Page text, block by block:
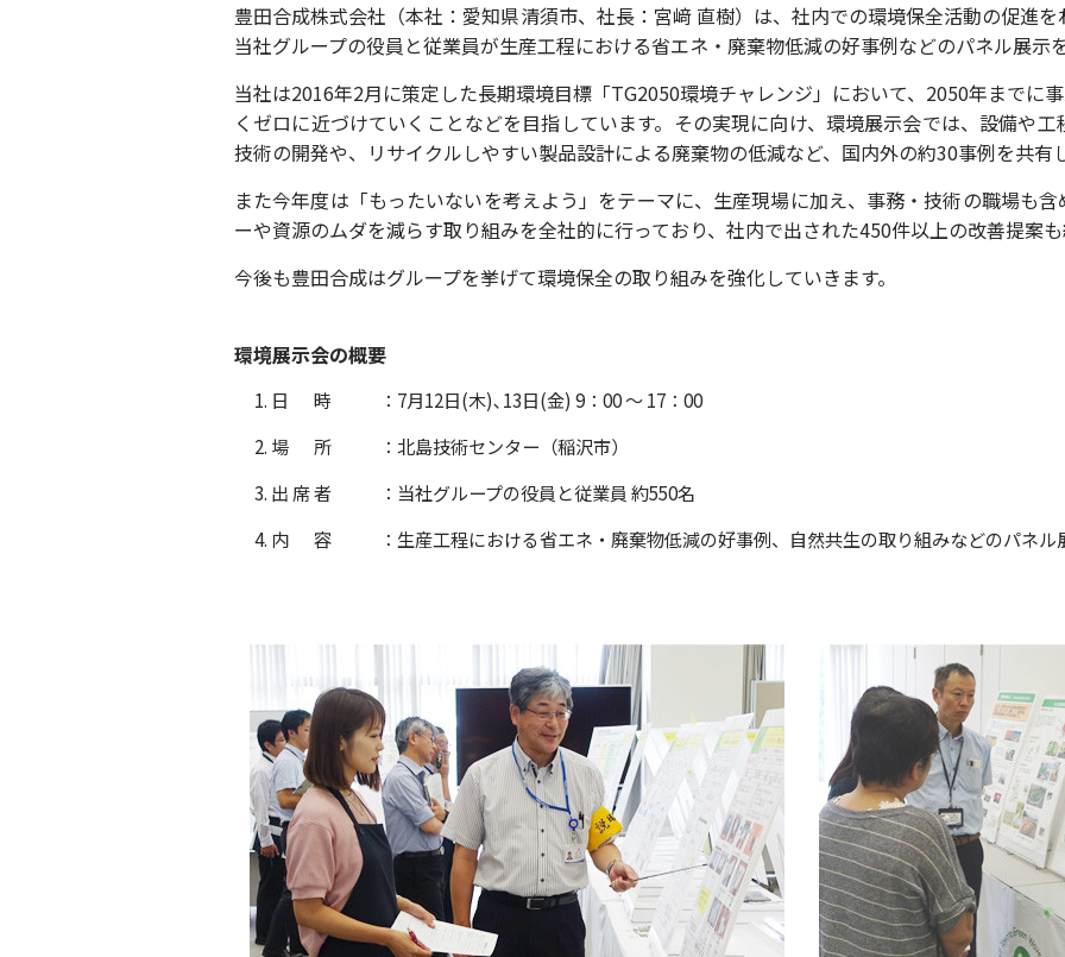
豊田合成株式会社（本社：愛知県清須市、社長：宮﨑 直樹）は、社内での環境保全活動の促進
当社グループの役員と従業員が生産工程における省エネ・廃棄物低減の好事例などのパネル展示
当社は2016年2月に策定した長期環境目標「TG2050環境チャレンジ」において、2050年までに
くゼロに近づけていくことなどを目指しています。その実現に向け、環境展示会では、設備や
技術の開発や、リサイクルしやすい製品設計による廃棄物の低減など、国内外の約30事例を共有
また今年度は「もったいないを考えよう」をテーマに、生産現場に加え、事務・技術の職場も
ーや資源のムダを減らす取り組みを全社的に行っており、社内で出された450件以上の改善提案
今後も豊田合成はグループを挙げて環境保全の取り組みを強化していきます。
環境展示会の概要
1. 日 時
：7月12日(木)､13日(金) 9：00 ～ 17：00
2. 場 所
： 北島技術センター（稲沢市）
3. 出 席 者
：当社グループの役員と従業員 約550名
4. 内 容
：生産工程における省エネ・廃棄物低減の好事例、自然共生の取り組みなどのパネル